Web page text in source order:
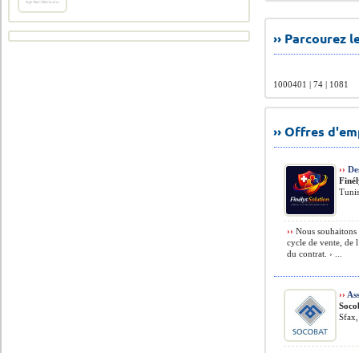
››
1000401 | 74 | 1081
›› Offres
››
›› Nous
cycle de vente, de
du contrat. › ...
››